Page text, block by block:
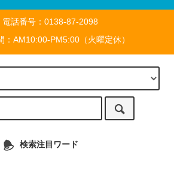
電話番号：0138-87-2098
：AM10:00-PM5:00（火曜定休）
検索注目ワード